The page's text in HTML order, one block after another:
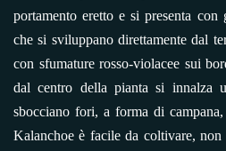
portamento eretto e si presenta
che si sviluppano direttamente dal
con sfumature rosso-violacee sui
dal centro della pianta si innalza
sbocciano fori, a forma di
Kalanchoe è facile da coltivare, non